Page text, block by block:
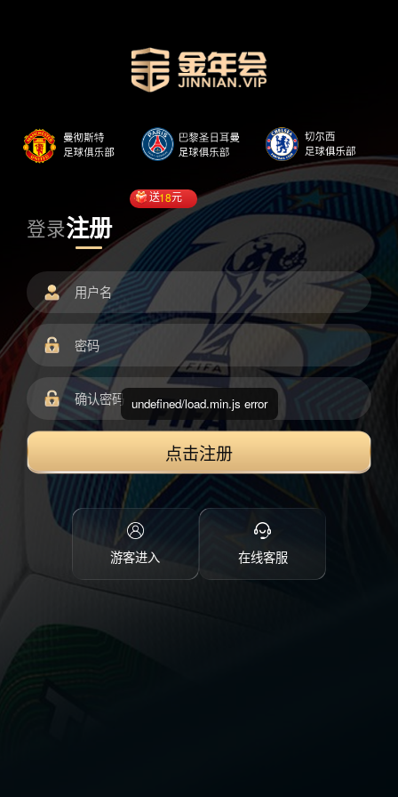
登录注册
送18元
点击注册
游客进入 在线客服
undefined/load.min.js error